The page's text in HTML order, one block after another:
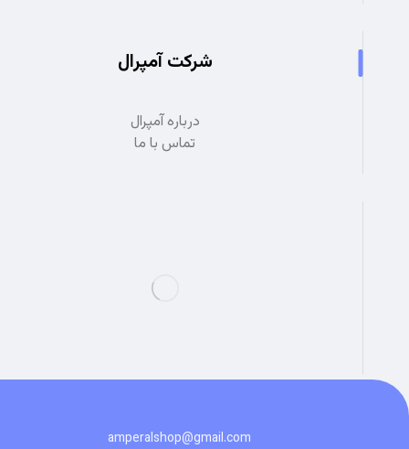
شرکت آمپرال
درباره آمپرال
تماس با ما
amperalshop@gmail.com